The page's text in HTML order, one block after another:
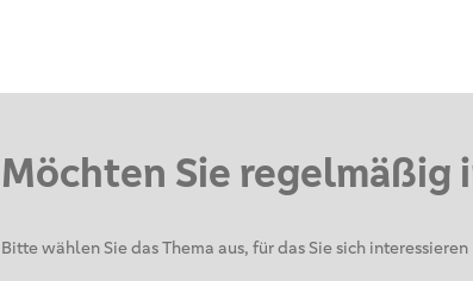
Möchten Sie
Bitte wählen Sie das Thema aus, für das Sie sich interessieren